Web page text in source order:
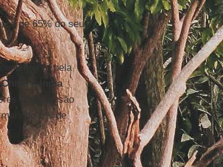
de 65% do seu
pela
China eÍndia
também são
de 5% de